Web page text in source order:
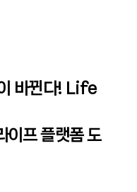
바뀐다! Life
이프 플랫폼 도